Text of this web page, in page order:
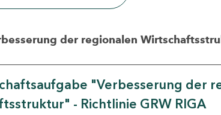
der regionalen
"Verbesserung der
- Richtlinie GRW RIGA